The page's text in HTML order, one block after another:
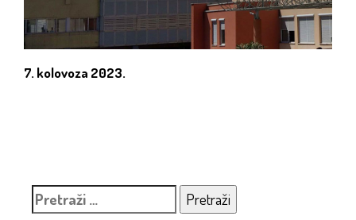
7. kolovoza 2023.
Pretraži: